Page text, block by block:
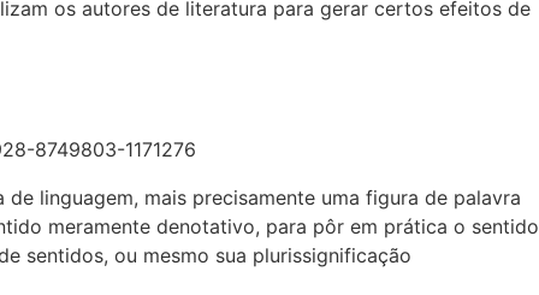
os autores de literatura para gerar certos efeitos de
linguagem, mais precisamente uma figura de palavra
meramente denotativo, para pôr em prática o sentido
sentidos, ou mesmo sua plurissignificação